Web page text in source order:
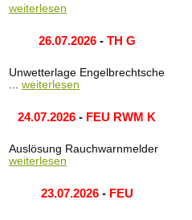
weiterlesen
26.07.2026- TH G
Unwetterlage Engelbrechtsche
... weiterlesen
24.07.2026 - FEU RWM K
Auslösung Rauchwarnmelder
weiterlesen
23.07.2026- FEU